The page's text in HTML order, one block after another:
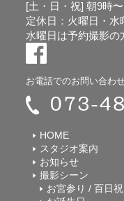
[土・日・祝] 朝9時
定休日：火曜日・水
水曜日は予約撮影
お電話でのお問い合わ
HOME
スタジオ案内
お知らせ
撮影シーン
お宮参り / 百日